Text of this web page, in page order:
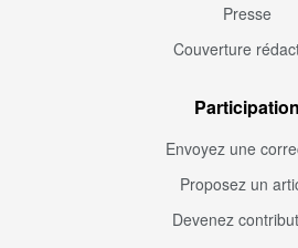
Presse
Couverture
Participation
Envoyez une
Proposez un
Devenez